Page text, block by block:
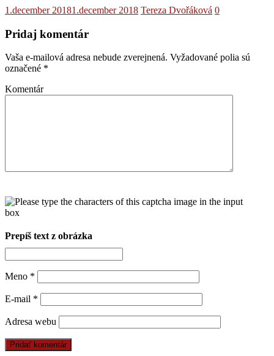
1.december 20181.december 2018 Tereza Dvořáková 0
Pridaj komentár
Vaša e-mailová adresa nebude zverejnená. Vyžadované polia sú
označené *
Komentár
Prepíš text z obrázka
Meno *
E-mail *
Adresa webu